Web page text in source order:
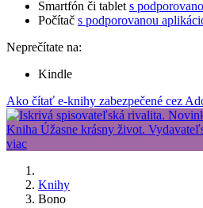
Smartfón či tablet s
Počítač s podporovanou
Neprečítate na:
Kindle
Ako čítať e-knihy zabezpečené cez
Knihy
Bono